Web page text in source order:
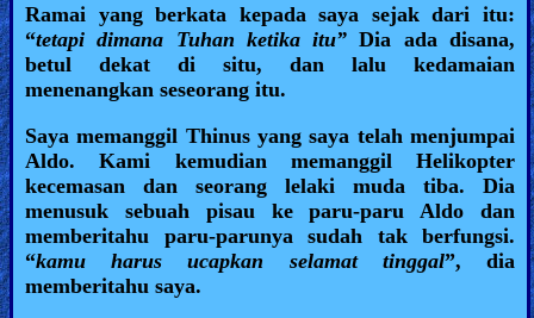
Ramai yang berkata kepada saya sejak dari itu:
“tetapi dimana Tuhan ketika itu”Dia ada disana,
betul dekat di situ, dan lalu kedamaian
menenangkan seseorang itu.
Saya memanggil Thinus yang saya telah menjumpai
Aldo. Kami kemudian memanggil Helikopter
kecemasan dan seorang lelaki muda tiba. Dia
menusuk sebuah pisau ke paru-paru Aldo dan
memberitahu paru-parunya sudah tak berfungsi.
“kamu harus ucapkan selamat tinggal”, dia
memberitahu saya.